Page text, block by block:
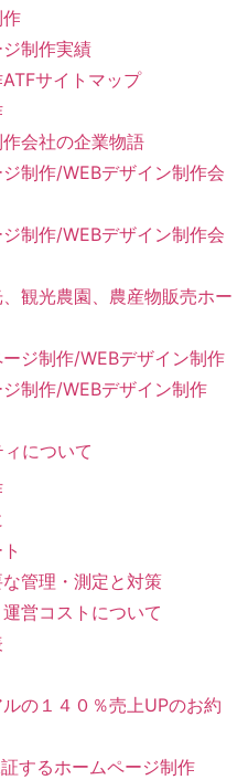
制作実績
サイトマップ
会社の企業物語
制作/WEBデザイン制作会
制作/WEBデザイン制作会
観光農園、農産物販売ホー
ジ制作/WEBデザイン制作
制作/WEBデザイン制作
について
管理・測定と対策
営コストについて
の１４０％売上UPのお約
するホームページ制作